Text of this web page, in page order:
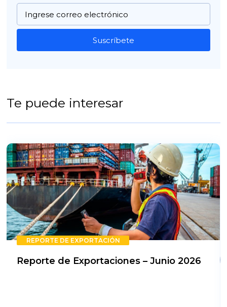
Suscríbete
Te puede interesar
REPORTE DE EXPORTACIÓN
Reporte de Exportaciones – Junio 2026